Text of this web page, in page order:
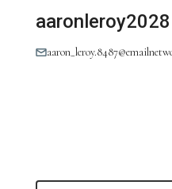
aaronleroy2028